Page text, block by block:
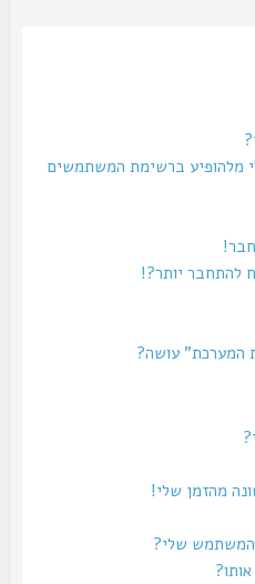
ברשימת המשתמשים
יותר?!
עושה?
שלי!
שלי?